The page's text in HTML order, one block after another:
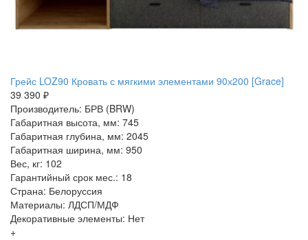
Грейс LOZ90 Кровать с мягкими элементами 90х200 [Grace]
39 390 ₽
Производитель: БРВ (BRW)
Габаритная высота, мм: 745
Габаритная глубина, мм: 2045
Габаритная ширина, мм: 950
Вес, кг: 102
Гарантийный срок мес.: 18
Страна: Белоруссия
Материалы: ЛДСП/МДФ
Декоративные элементы: Нет
+